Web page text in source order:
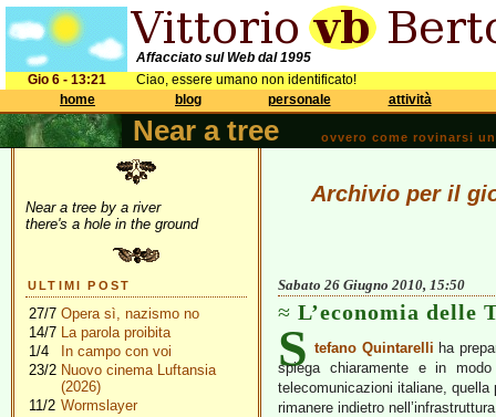
Affacciato sul Web dal 1995
Gio 6 - 13:21
Ciao, essere umano non identificato!
home
blog personale attività
Near a tree ovvero come rovinarsi
Near a tree by a river
there's a hole in the ground
ULTIMI POST
27/7 Opera sì, nazismo no
14/7 La parola proibita
1/4
In campo con voi
23/2 Nuovo cinema Luftansia
(2026)
11/2 Wormslayer
Archivio per il
Sabato 26 Giugno 2010, 15:50
L’economia delle
S tefano Quintarelli ha
spiega chiaramente e in
telecomunicazioni italiane,
rimanere indietro